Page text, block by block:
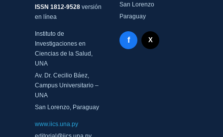
ISSN 1812-9528 versión
en línea
Instituto de
Investigaciones en
Ciencias de la Salud,
UNA
Av. Dr. Cecilio Báez,
Campus Universitario –
UNA
San Lorenzo, Paraguay
www.iics.una.py
San Lorenzo
Paraguay
Facebook - Memorias del
f X Twitter - MIICS UNA
X